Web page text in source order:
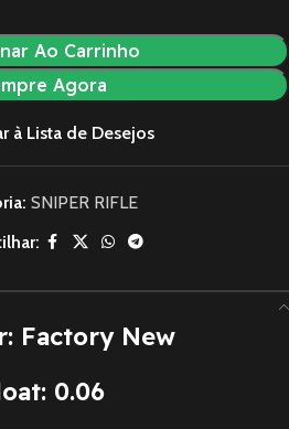
Ao Carrinho
Agora
à Lista de Desejos
SNIPER RIFLE
Factory New
0.06